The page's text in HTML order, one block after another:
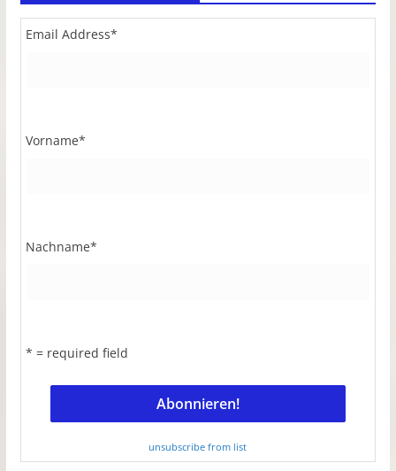
Email Address*
Vorname*
Nachname*
* = required field
unsubscribe from list